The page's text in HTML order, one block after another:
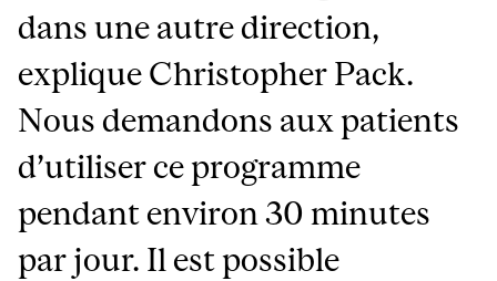
dans une autre direction,
explique Christopher Pack.
Nous demandons aux patients
d’utiliser ce programme
pendant environ 30 minutes
par jour. Il est possible